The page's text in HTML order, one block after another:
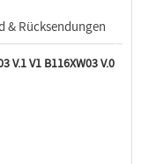
& Rücksendungen
V.1 V1 B116XW03 V.0